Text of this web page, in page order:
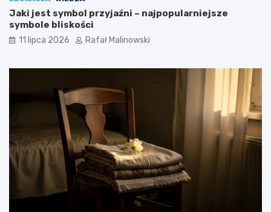
Jaki jest symbol przyjaźni – najpopularniejsze
symbole bliskości
11 lipca 2026 Rafał Malinowski